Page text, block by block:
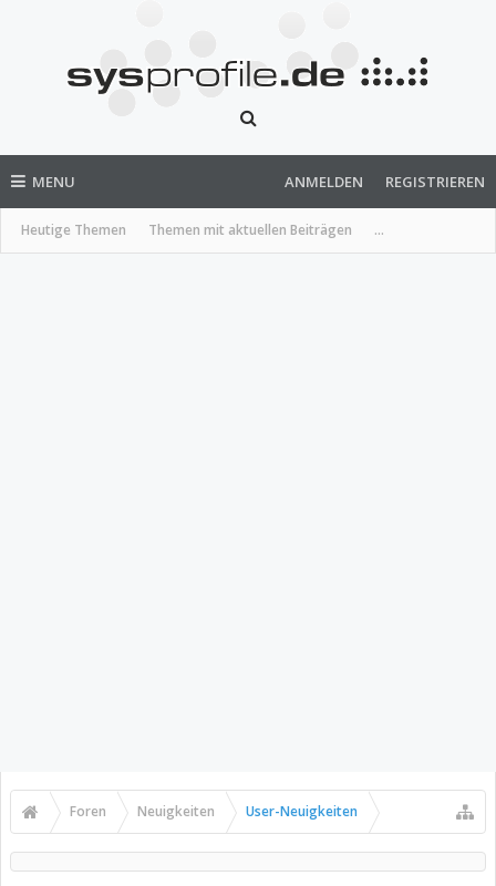
MENU
Heutige Themen Themen mit aktuellen Beiträgen ...
ANMELDEN REGISTRIEREN
Foren Neuigkeiten User-Neuigkeiten